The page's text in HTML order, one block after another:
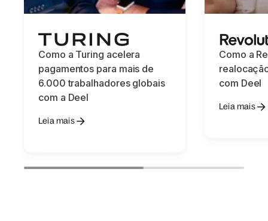
Como a Turing acelera
pagamentos para mais de
6.000 trabalhadores globais
com a Deel
Leia mais
Como a
com Deel
Leia mais